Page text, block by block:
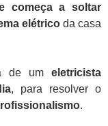
começa a soltar
elétricoda casa
de um eletricista
, para resolver o
.